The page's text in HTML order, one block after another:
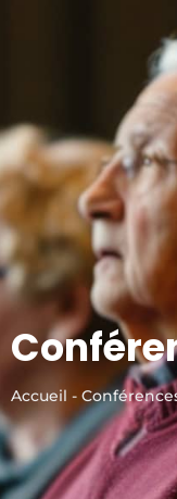
Accueil -